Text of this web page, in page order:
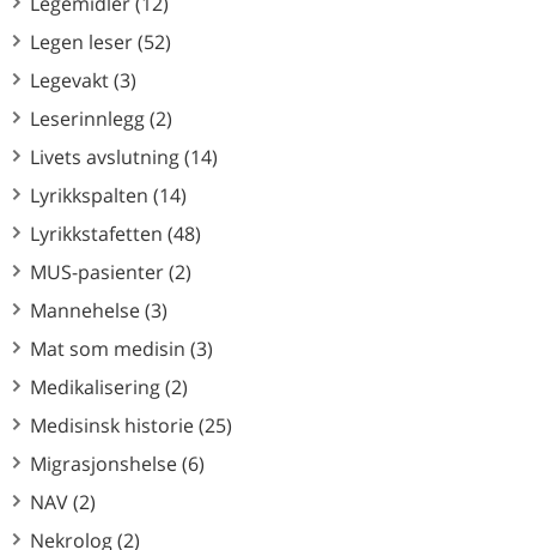
Legen leser (52)
Legevakt (3)
Leserinnlegg (2)
Livets avslutning (14)
Lyrikkspalten (14)
Lyrikkstafetten (48)
MUS-pasienter (2)
Mannehelse (3)
Mat som medisin (3)
Medikalisering (2)
Medisinsk historie (25)
Migrasjonshelse (6)
NAV (2)
Nekrolog (2)